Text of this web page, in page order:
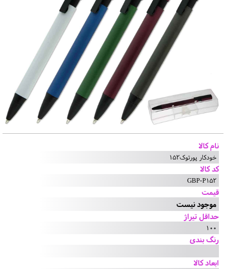
نام کالا
خودکار پورتوک152
کد کالا
GBP-P152
قیمت
موجود نیست
حداقل تیراژ
100
رنگ بندی
ابعاد کالا